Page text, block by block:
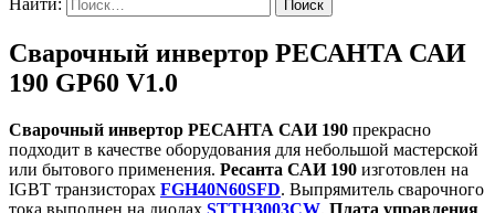
Найти:
Сварочный инвертор РЕСАНТА САИ
190 GP60 V1.0
Сварочный инвертор РЕСАНТА САИ 190 прекрасно
подходит в качестве оборудования для небольшой мастерской
или бытового применения. Ресанта САИ 190 изготовлен на
IGBT транзисторах FGH40N60SFD. Выпрямитель сварочного
тока выполнен на диодах STTH3003CW. Плата управления